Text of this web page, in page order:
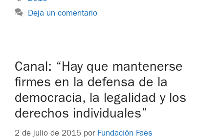
Deja un comentario
Canal: “Hay que mantenerse
firmes en la defensa de la
democracia, la legalidad y los
derechos individuales”
2 de julio de 2015 por Fundación Faes